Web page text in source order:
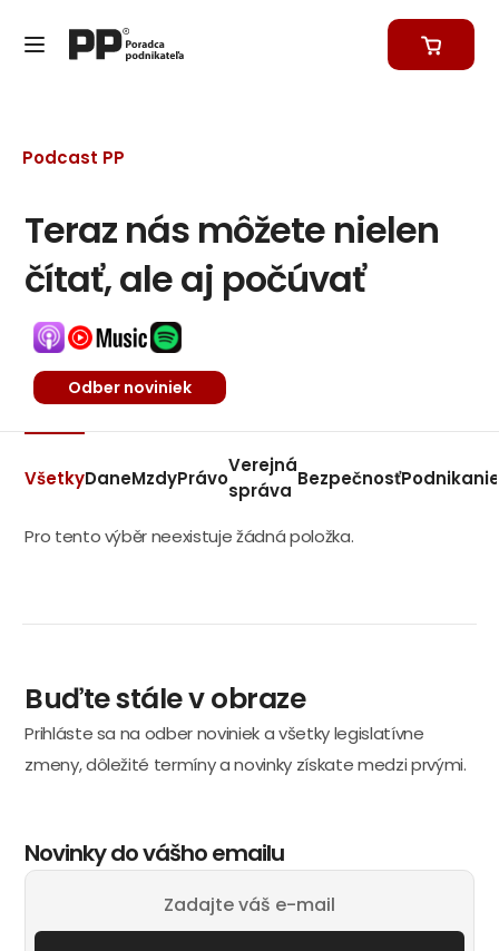
Podcast PP
Teraz nás môžete nielen
čítať, ale aj počúvať
Odber noviniek
VšetkyDaneMzdyPrávo
Verejná
správa
Bezpečnosť
Pro tento výběr neexistuje žádná položka.
Buďte stále v obraze
Prihláste sa na odber noviniek a všetky legislatívne
zmeny, dôležité termíny a novinky získate medzi prvými.
Novinky do vášho emailu